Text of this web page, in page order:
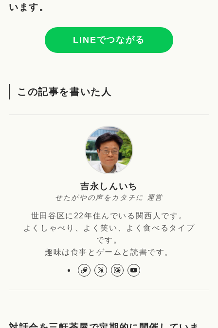
います。
LINEでつながる
この記事を書いた人
吉永しんいち
せたがやの声をカタチに 運営
世田谷区に22年住んでいる関西人です。
よくしゃべり、よく笑い、よく食べるタイプ
です。
趣味は食事とゲームと読書です。